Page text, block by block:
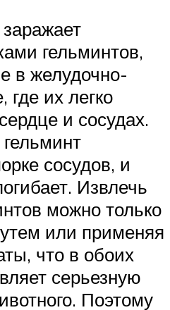
гельминтов,
в желудочно-
где их легко
и сосудах.
сосудов, и
Извлечь
можно только
или применяя
что в обоих
серьезную
Поэтому